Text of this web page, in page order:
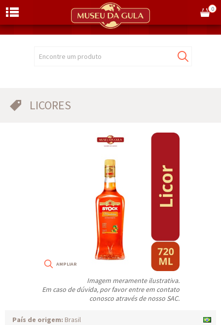
Encontre um produto
0
LICORES
Imagem meramente ilustrativa.
Em caso de dúvida, por favor entre em contato
conosco através de nosso SAC.
País de origem: Brasil